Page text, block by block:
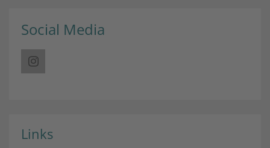
Social Media
Links